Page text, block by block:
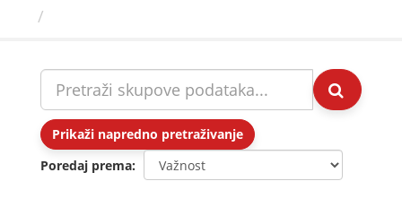
Prikaži napredno pretraživanje
Poredaj prema